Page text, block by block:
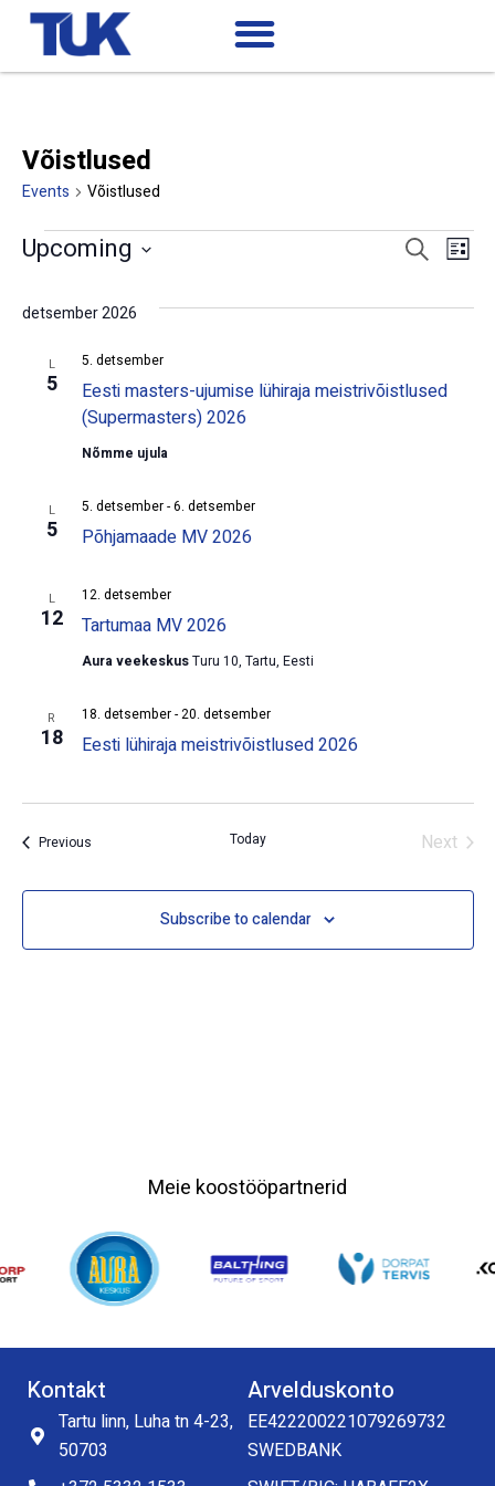
Võistlused
Events Võistlused
Events
Search
Search
List
Upcoming
detsember 2026
L
5
Eesti masters-ujumise lühiraja meistrivõistlused
(Supermasters) 2026
5. detsember
Nõmme ujula
L
5 Põhjamaade MV 2026
5. detsember-6. detsember
L
12 Tartumaa MV 2026
12. detsember
Aura veekeskusTuru 10, Tartu, Eesti
R
18 Eesti lühiraja meistrivõistlused 2026
18. detsember-20. detsember
PreviousEvents Today Next
Subscribe to calendar
Meie koostööpartnerid
Kontakt
Tartu linn, Luha tn 4-23,
50703
Arvelduskonto
EE422200221079269732
SWEDBANK